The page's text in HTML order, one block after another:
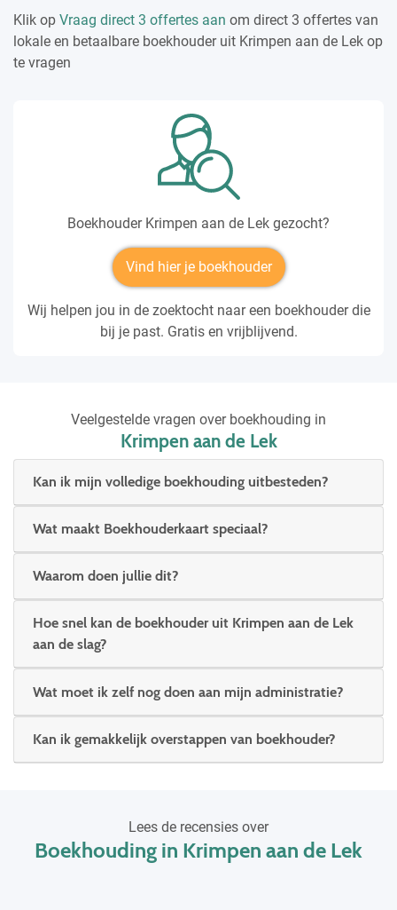
Klik op Vraag direct 3 offertes aan om direct 3 offertes van
lokale en betaalbare boekhouder uit Krimpen aan de Lek op
te vragen
Boekhouder Krimpen aan de Lek gezocht?
Vind hier je boekhouder
Wij helpen jou in de zoektocht naar een boekhouder die
bij je past. Gratis en vrijblijvend.
Veelgestelde vragen over boekhouding in
Krimpen aan de Lek
Kan ik mijn volledige boekhouding uitbesteden?
Wat maakt Boekhouderkaart speciaal?
Waarom doen jullie dit?
Hoe snel kan de boekhouder uit Krimpen aan de Lek
aan de slag?
Wat moet ik zelf nog doen aan mijn administratie?
Kan ik gemakkelijk overstappen van boekhouder?
Lees de recensies over
Boekhouding in Krimpen aan de Lek